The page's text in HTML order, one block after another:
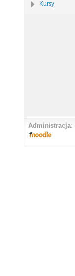
Kursy
Administracja: